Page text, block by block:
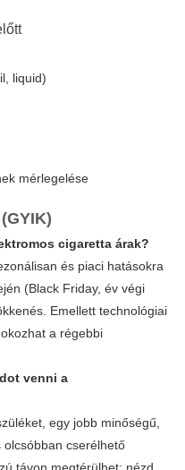
liquid)
mérlegelése
cigaretta árak?
és piaci hatásokra
(Black Friday, év végi
Emellett technológiai
a régebbi
venni a
egy jobb minőségű,
cserélhető
távon megtérülhet; nézd